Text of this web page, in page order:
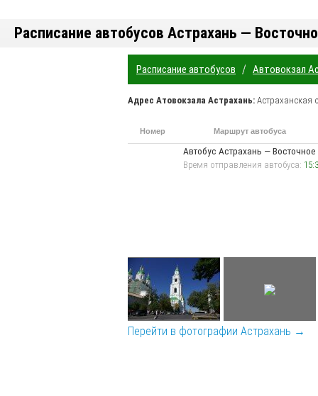
Расписание автобусов Астрахань —
Расписание автобусов / Автовокзал
Адрес Атовокзала Астрахань: Астраханская
Номер
маршрута
Маршрут автобуса
Автобус Астрахань — Восточное
Время отправления автобуса:
Перейти в фотографии Астрахань →